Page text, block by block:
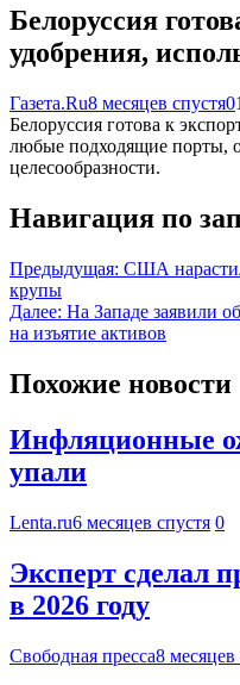
Белоруссия
удобрения,
Газета.Ru8 месяцев спустя0
Белоруссия готова к
любые подходящие порты,
целесообразности.
Навигация по
Предыдущая: США
крупы
Далее: На Западе заявили
на изъятие активов
Похожие новости
Инфляционные
упали
Lenta.ru6 месяцев спустя 0
Эксперт сделал
в 2026 году
Свободная пресса8 месяцев